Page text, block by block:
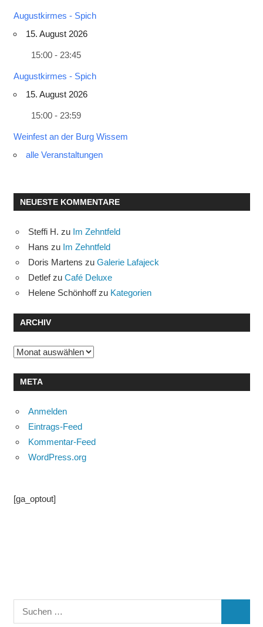
Augustkirmes - Spich
15. August 2026
15:00 - 23:45
Augustkirmes - Spich
15. August 2026
15:00 - 23:59
Weinfest an der Burg Wissem
alle Veranstaltungen
NEUESTE KOMMENTARE
Steffi H. zu Im Zehntfeld
Hans zu Im Zehntfeld
Doris Martens zu Galerie Lafajeck
Detlefzu Café Deluxe
Helene Schönhoffzu Kategorien
ARCHIV
Archiv
META
Anmelden
Eintrags-Feed
Kommentar-Feed
WordPress.org
[ga_optout]
Suchen
nach: